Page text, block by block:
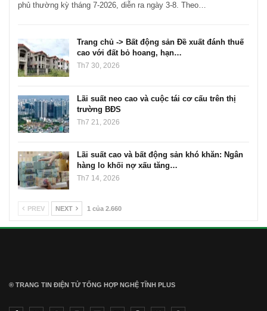
phủ thường kỳ tháng 7-2026, diễn ra ngày 3-8. Theo…
Trang chủ -> Bất động sản Đề xuất đánh thuế
cao với đất bỏ hoang, hạn…
Th7 30, 2026
Lãi suất neo cao và cuộc tái cơ cấu trên thị
trường BĐS
Th7 21, 2026
Lãi suất cao và bất động sản khó khăn: Ngân
hàng lo khối nợ xấu tăng…
Th7 14, 2026
PREV NEXT 1 của 2.660
® TRANG TIN ĐIỆN TỬ ТỔNG HỢP NGHỆ TĨNH PLUS